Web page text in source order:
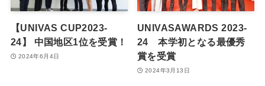
【UNIVAS CUP2023-
24】 中国地区1位を受賞！
2024年6月4日
UNIVASAWARDS 2023-
24 本学初となる最優秀
賞を受賞
2024年3月13日